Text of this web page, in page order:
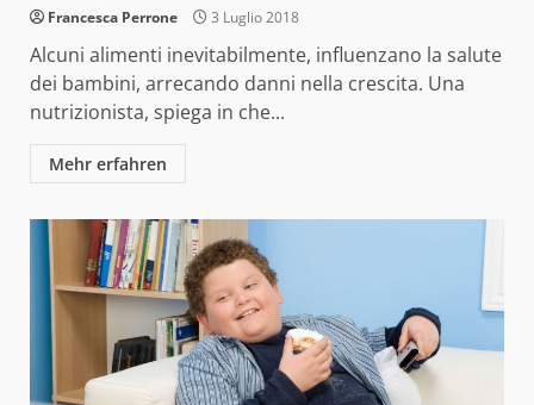
Francesca Perrone 3 Luglio 2018
Alcuni alimenti inevitabilmente, influenzano la salute
dei bambini, arrecando danni nella crescita. Una
nutrizionista, spiega in che...
Mehr erfahren